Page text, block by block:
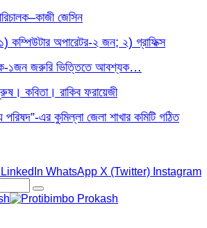
জেসিন
কম্পিউটার অপারেটর-২ জন; ২) গ্রাফিক্স
১জন জরুরি ভিত্তিতে আবশ্যক…
কবিতা। রাকিব ফরায়েজী
পরিষদ”-এর কুমিল্লা জেলা শাখার কমিটি গঠিত
LinkedIn WhatsApp X (Twitter) Instagram